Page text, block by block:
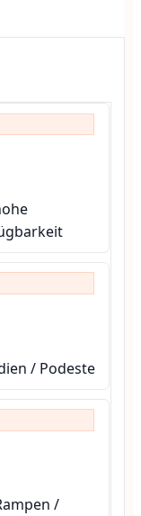
/ Podeste
/